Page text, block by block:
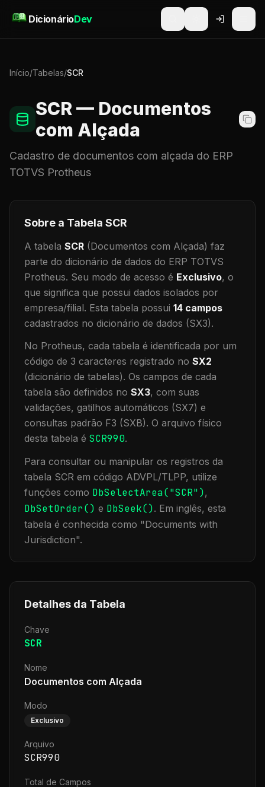
DicionárioDev
Início/Tabelas/SCR
SCR — Documentos
com Alçada
Cadastro de documentos com alçada do ERP
TOTVS Protheus
Sobre a Tabela SCR
A tabela SCR (Documentos com Alçada) faz
parte do dicionário de dados do ERP TOTVS
Protheus. Seu modo de acesso é Exclusivo, o
que significa que possui dados isolados por
empresa/filial. Esta tabela possui 14 campos
cadastrados no dicionário de dados (SX3).
No Protheus, cada tabela é identificada por um
código de 3 caracteres registrado no SX2
(dicionário de tabelas). Os campos de cada
tabela são definidos no SX3, com suas
validações, gatilhos automáticos (SX7) e
consultas padrão F3 (SXB). O arquivo físico
desta tabela é SCR990.
Para consultar ou manipular os registros da
tabela SCR em código ADVPL/TLPP, utilize
funções como DbSelectArea("SCR"),
DbSetOrder() e DbSeek(). Em inglês, esta
tabela é conhecida como "Documents with
Jurisdiction".
Detalhes da Tabela
Chave
SCR
Nome
Documentos com Alçada
Modo
Exclusivo
Arquivo
SCR990
Total de Campos